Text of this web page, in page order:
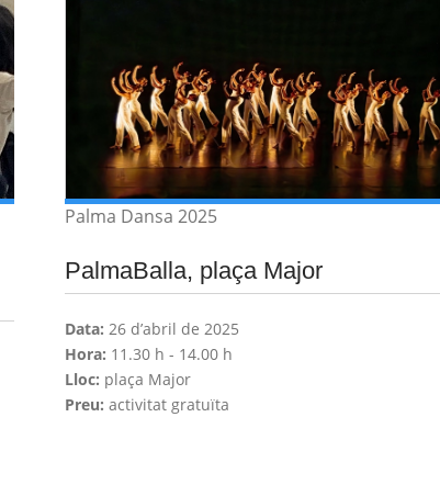
Palma Dansa 2025
PalmaBalla, plaça Major
Data: 26 d’abril de 2025
Hora: 11.30 h - 14.00 h
Lloc: plaça Major
Preu: activitat gratuïta